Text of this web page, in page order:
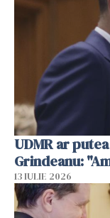
UDMR ar
Grindeanu:
13 IULIE 2026